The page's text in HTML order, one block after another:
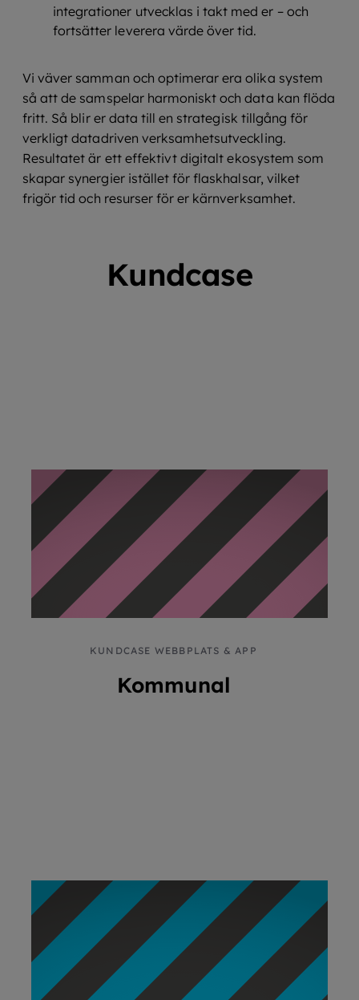
integrationer utvecklas i takt med er – och
fortsätter leverera värde över tid.
Vi väver samman och optimerar era olika system
så att de samspelar harmoniskt och data kan flöda
fritt. Så blir er data till en strategisk tillgång för
verkligt datadriven verksamhetsutveckling.
Resultatet är ett effektivt digitalt ekosystem som
skapar synergier istället för flaskhalsar, vilket
frigör tid och resurser för er kärnverksamhet.
Kundcase
KUNDCASE WEBBPLATS & APP
Kommunal